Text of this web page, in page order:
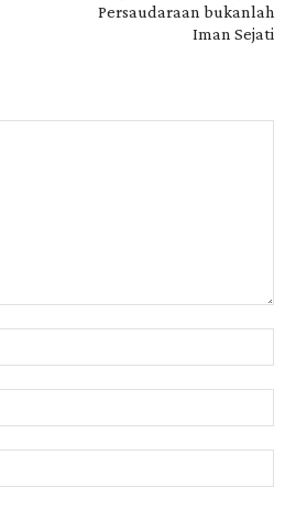
Persaudaraan bukanlah
Iman Sejati